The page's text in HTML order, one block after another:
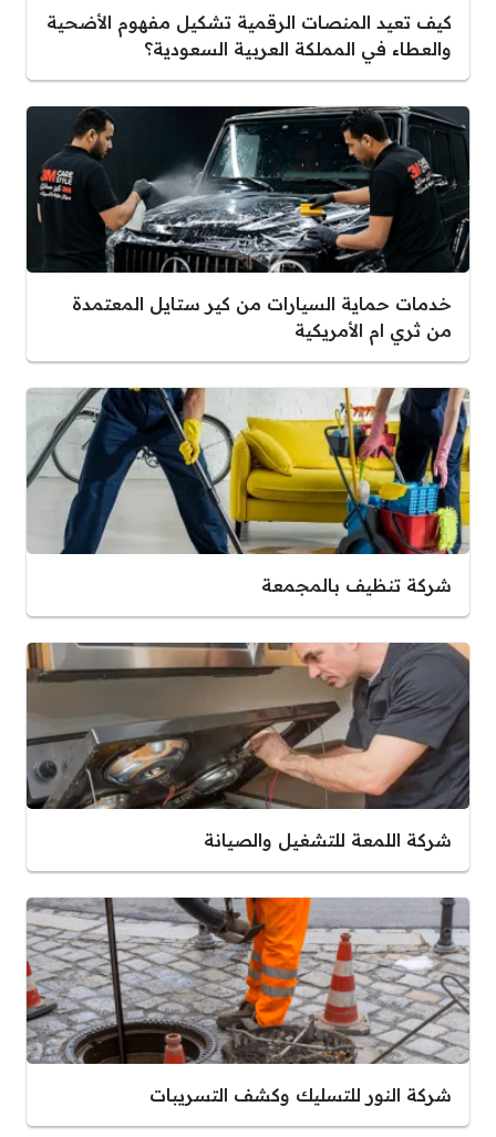
كيف تعيد المنصات الرقمية تشكيل مفهوم الأضحية
والعطاء في المملكة العربية السعودية؟
خدمات حماية السيارات من كير ستايل المعتمدة
من ثري ام الأمريكية
شركة تنظيف بالمجمعة
شركة اللمعة للتشغيل والصيانة
شركة النور للتسليك وكشف التسريبات